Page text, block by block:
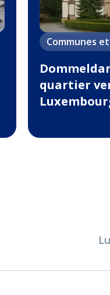
Communes
quartier